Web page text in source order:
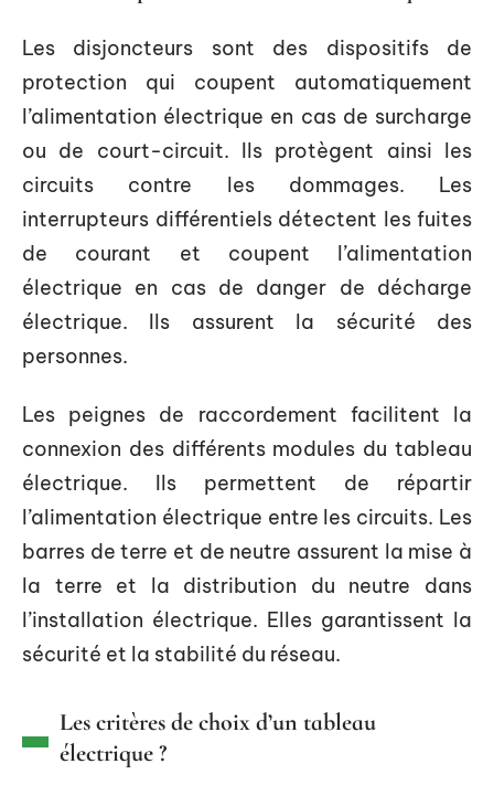
Les disjoncteurs sont des dispositifs de
protection qui coupent automatiquement
l’alimentation électrique en cas de surcharge
ou de court-circuit. Ils protègent ainsi les
circuits contre les dommages. Les
interrupteurs différentiels détectent les fuites
de courant et coupent l’alimentation
électrique en cas de danger de décharge
électrique. Ils assurent la sécurité des
personnes.
Les peignes de raccordement facilitent la
connexion des différents modules du tableau
électrique. Ils permettent de répartir
l’alimentation électrique entre les circuits. Les
barres de terre et de neutre assurent la mise à
la terre et la distribution du neutre dans
l’installation électrique. Elles garantissent la
sécurité et la stabilité du réseau.
Les critères de choix d’un tableau
électrique ?